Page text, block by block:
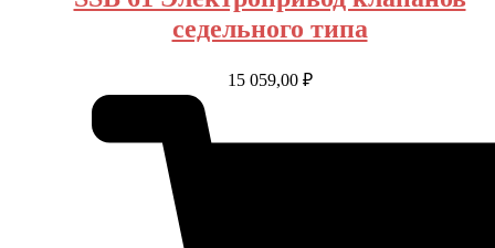
седельного типа
15 059,00 ₽